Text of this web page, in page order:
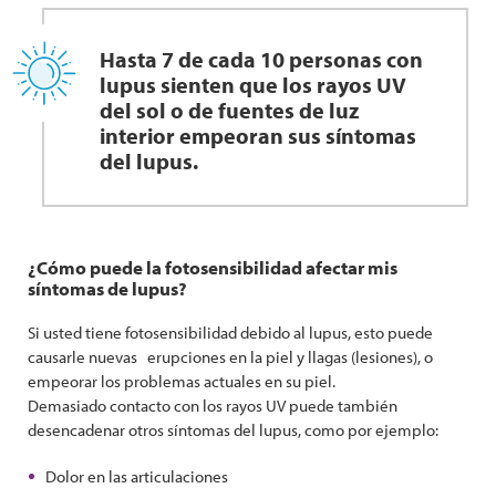
Hasta 7 de cada 10 personas con
lupus sienten que los rayos UV
del sol o de fuentes de luz
interior empeoran sus síntomas
del lupus.
¿Cómo puede la fotosensibilidad afectar mis
síntomas de lupus?
Si usted tiene fotosensibilidad debido al lupus, esto puede
causarle nuevas erupciones en la piel y llagas (lesiones), o
empeorar los problemas actuales en su piel.
Demasiado contacto con los rayos UV puede también
desencadenar otros síntomas del lupus, como por ejemplo:
Dolor en las articulaciones